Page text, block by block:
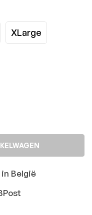
XLarge
België